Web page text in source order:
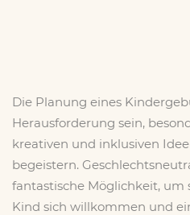
Die Planung eines
Herausforderung sein,
kreativen und inklusiven
begeistern.
fantastische Möglichkeit, um
Kind sich willkommen und